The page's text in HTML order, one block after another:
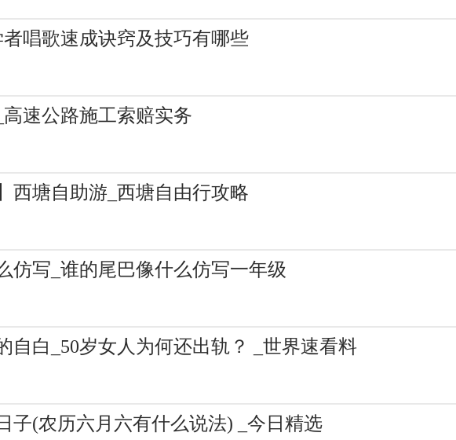
唱歌速成诀窍及技巧有哪些
速公路施工索赔实务
西塘自助游_西塘自由行攻略
仿写_谁的尾巴像什么仿写一年级
自白_50岁女人为何还出轨？ _世界速看料
子(农历六月六有什么说法) _今日精选